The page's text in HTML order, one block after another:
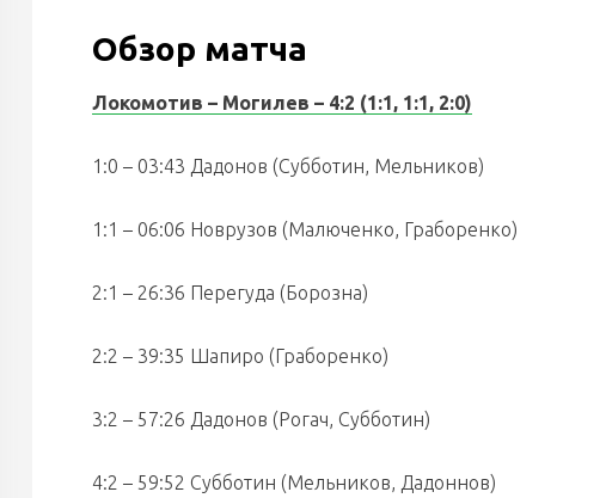
Обзор матча
Локомотив – Могилев – 4:2 (1:1, 1:1, 2:0)
1:0 – 03:43 Дадонов (Субботин, Мельников)
1:1 – 06:06 Новрузов (Малюченко, Граборенко)
2:1 – 26:36 Перегуда (Борозна)
2:2 – 39:35 Шапиро (Граборенко)
3:2 – 57:26 Дадонов (Рогач, Субботин)
4:2 – 59:52 Субботин (Мельников, Дадоннов)